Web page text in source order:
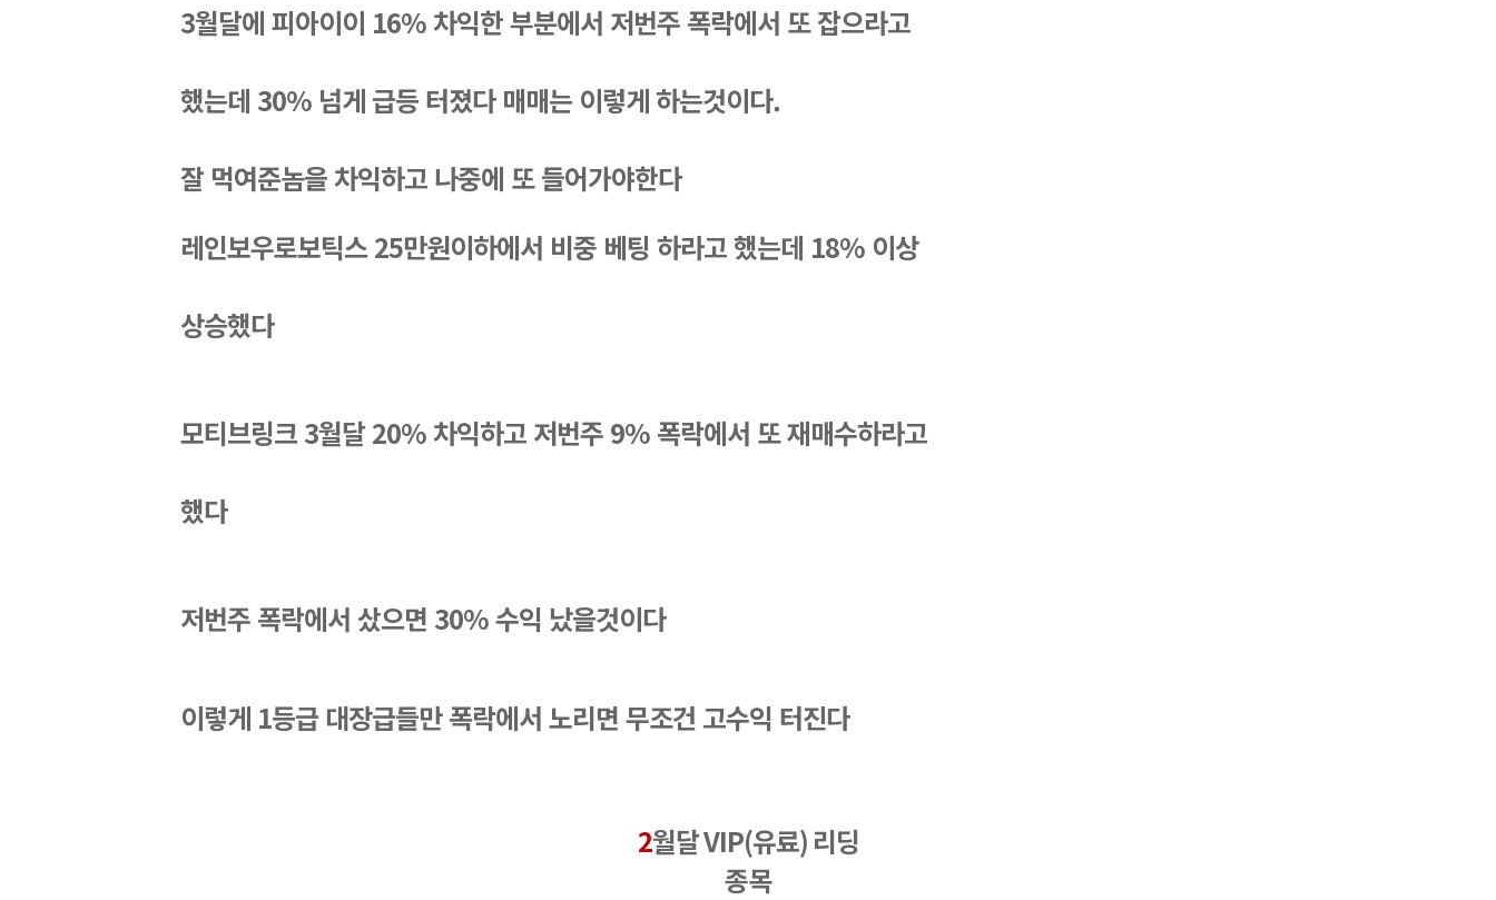
3월달에 피아이이 16% 차익한 부분에서 저번주 폭락에서 또 잡으라고
했는데 30% 넘게 급등 터졌다 매매는 이렇게 하는것이다.
잘 먹여준놈을 차익하고 나중에 또 들어가야한다
레인보우로보틱스 25만원이하에서 비중 베팅 하라고 했는데 18% 이상
상승했다
모티브링크 3월달 20% 차익하고 저번주 9% 폭락에서 또 재매수하라고
했다
저번주 폭락에서 샀으면 30% 수익 났을것이다
이렇게 1등급 대장급들만 폭락에서 노리면 무조건 고수익 터진다
2월달 VIP(유료) 리딩
종목